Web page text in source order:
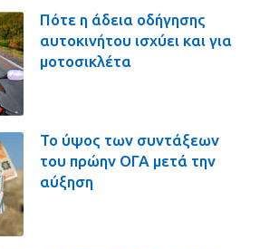
Πότε η άδεια οδήγησης
αυτοκινήτου ισχύει και για
μοτοσικλέτα
Το ύψος των συντάξεων
του πρώην ΟΓΑ μετά την
αύξηση